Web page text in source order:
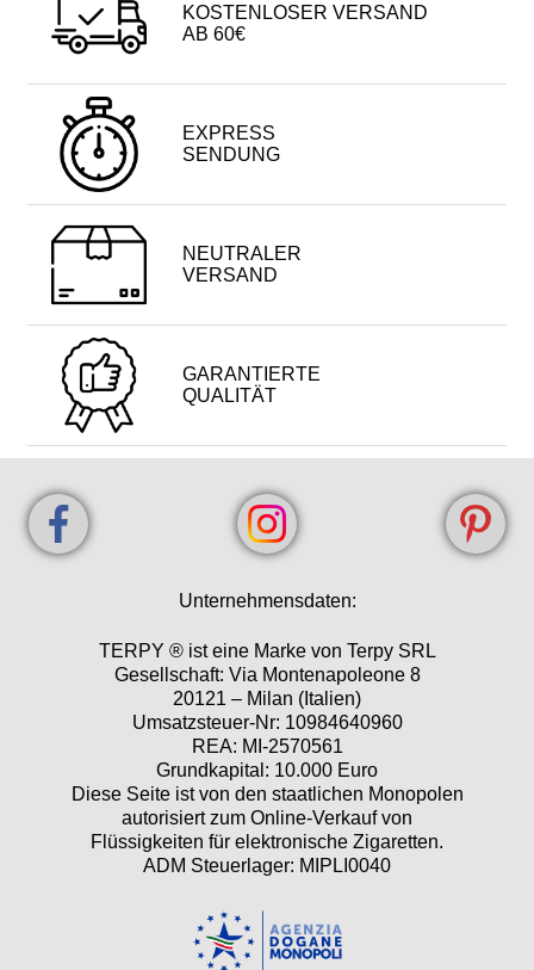
KOSTENLOSER VERSAND
AB 60€
EXPRESS
SENDUNG
NEUTRALER
VERSAND
GARANTIERTE
QUALITÄT
Unternehmensdaten:
TERPY ® ist eine Marke von Terpy SRL
Gesellschaft: Via Montenapoleone 8
20121 – Milan (Italien)
Umsatzsteuer-Nr: 10984640960
REA: MI-2570561
Grundkapital: 10.000 Euro
Diese Seite ist von den staatlichen Monopolen
autorisiert zum Online-Verkauf von
Flüssigkeiten für elektronische Zigaretten.
ADM Steuerlager: MIPLI0040